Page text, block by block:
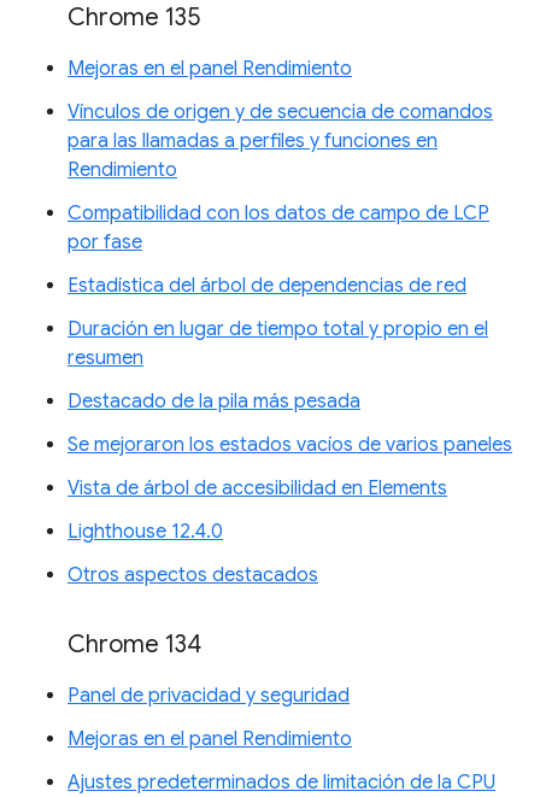
Chrome 135
Mejoras en el panel Rendimiento
Vínculos de origen y de secuencia de comandos
para las llamadas a perfiles y funciones en
Rendimiento
Compatibilidad con los datos de campo de LCP
por fase
Estadística del árbol de dependencias de red
Duración en lugar de tiempo total y propio en el
resumen
Destacado de la pila más pesada
Se mejoraron los estados vacíos de varios paneles
Vista de árbol de accesibilidad en Elements
Lighthouse 12.4.0
Otros aspectos destacados
Chrome 134
Panel de privacidad y seguridad
Mejoras en el panel Rendimiento
Ajustes predeterminados de limitación de la CPU